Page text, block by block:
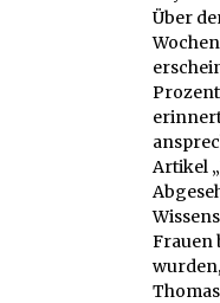
Über
Artikel
Frauen